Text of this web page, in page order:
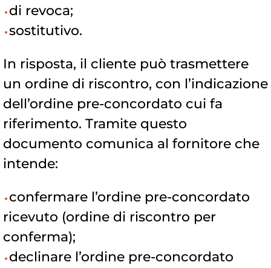
di revoca;
sostitutivo.
In risposta, il cliente può trasmettere
un ordine di riscontro, con l’indicazione
dell’ordine pre-concordato cui fa
riferimento. Tramite questo
documento comunica al fornitore che
intende:
confermare l’ordine pre-concordato
ricevuto (ordine di riscontro per
conferma);
declinare l’ordine pre-concordato